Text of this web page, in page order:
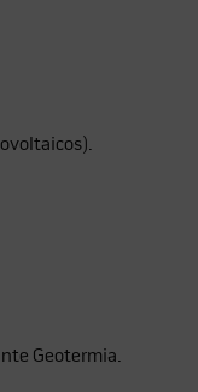
Geotermia.